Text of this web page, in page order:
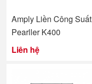
Amply Liền Công Suất
Pearller K400
Liên hệ